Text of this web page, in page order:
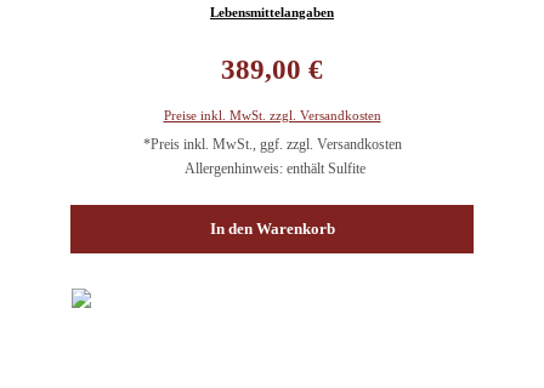
Lebensmittelangaben
389,00 €
Preise inkl. MwSt. zzgl. Versandkosten
*Preis inkl. MwSt., ggf. zzgl. Versandkosten
Allergenhinweis: enthält Sulfite
In den Warenkorb